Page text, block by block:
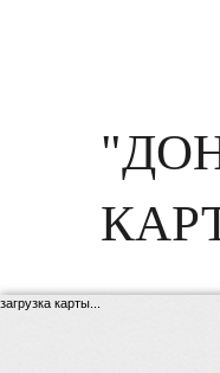
загрузка карты...